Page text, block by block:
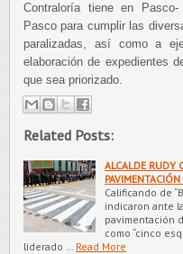
Contraloría tiene en
Pasco para cumplir las
paralizadas, así como a
elaboración de expedientes
que sea priorizado.
Related Posts:
ALCALDE RUDY
Calificando de
indicaron ante
pavimentación
como “cinco
liderado …
Read More